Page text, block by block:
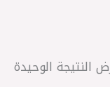
النتيجة الوحيدة